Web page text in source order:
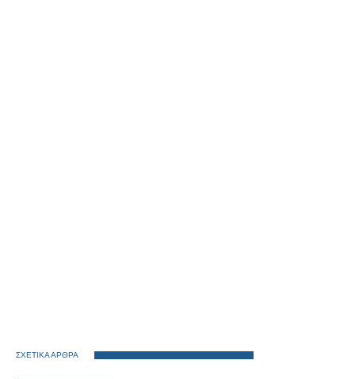
ΣΧΕΤΙΚΑ ΑΡΘΡΑ